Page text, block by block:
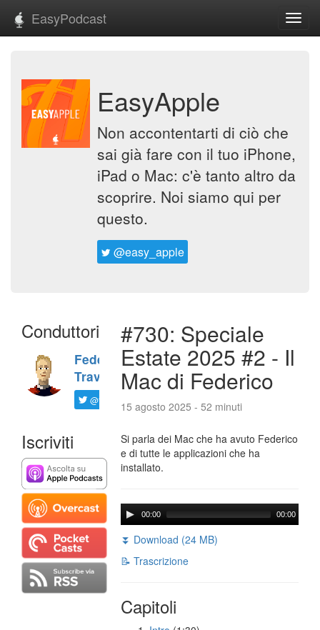
EasyPodcast
EasyApple
Non accontentarti di ciò che
sai già fare con il tuo iPhone,
iPad o Mac: c'è tanto altro da
scoprire. Noi siamo qui per
questo.
@easy_apple
Conduttori
Federico
Travaini
@ftrava
Iscriviti
#730: Speciale
Estate 2025 #2 - Il
Mac di Federico
15 agosto 2025 - 52 minuti
Si parla dei Mac che ha avuto Federico
e di tutte le applicazioni che ha
installato.
00:00 00:00
⏬ Download (24 MB)
📝 Trascrizione
Capitoli